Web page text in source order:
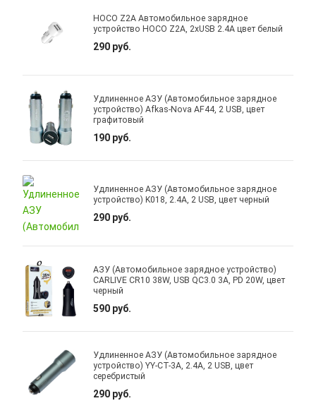
HOCO Z2A Автомобильное зарядное
устройство HOCO Z2A, 2xUSB 2.4A цвет белый
290 руб.
Удлиненное АЗУ (Автомобильное зарядное
устройство) Afkas-Nova AF44, 2 USB, цвет
графитовый
190 руб.
Удлиненное АЗУ (Автомобильное зарядное
устройство) K018, 2.4A, 2 USB, цвет черный
290 руб.
АЗУ (Автомобильное зарядное устройство)
CARLIVE CR10 38W, USB QC3.0 3A, PD 20W, цвет
черный
590 руб.
Удлиненное АЗУ (Автомобильное зарядное
устройство) YY-CT-3A, 2.4A, 2 USB, цвет
серебристый
290 руб.